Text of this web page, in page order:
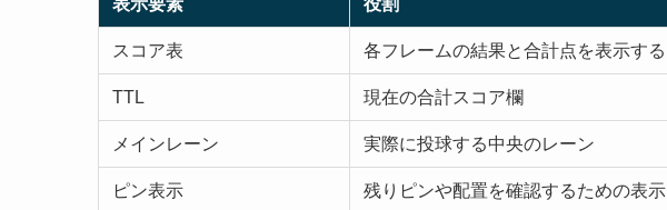
表示要素 役割
スコア表 各フレームの結果と合計点を表示する
TTL 現在の合計スコア欄
メインレーン 実際に投球する中央のレーン
ピン表示 残りピンや配置を確認するための表示